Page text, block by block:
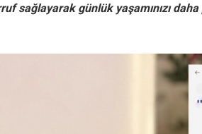
sağlayarak günlük yaşamınızı